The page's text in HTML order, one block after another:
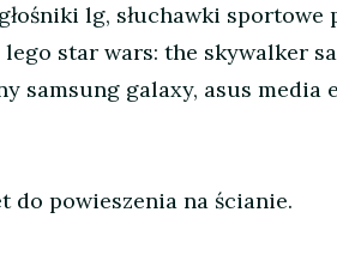
lg, słuchawki
star wars: the skywalker
samsung galaxy, asus
do powieszenia na ścianie.